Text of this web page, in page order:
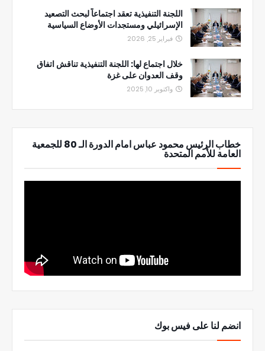
اللجنة التنفيذية تعقد اجتماعاً لبحث التصعيد
الإسرائيلي ومستجدات الأوضاع السياسية
فبراير 25, 2026
خلال اجتماع لها: اللجنة التنفيذية تناقش اتفاق
وقف العدوان على غزة
واكتوبر 10, 2025
خطاب الرئيس محمود عباس امام الدورة الـ 80 للجمعية
العامة للأمم المتحدة
انضم لنا على فيس بوك